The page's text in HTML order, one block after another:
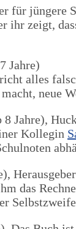
für
ihr zeigt,
Jahre)
alles
neue
8 Jahre),
Kollegin
das